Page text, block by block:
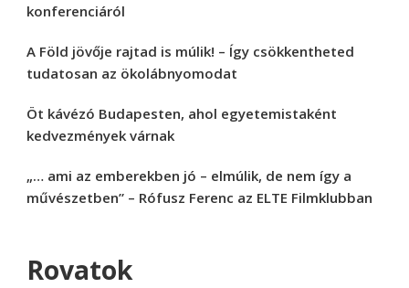
konferenciáról
A Föld jövője rajtad is múlik! – Így csökkentheted
tudatosan az ökolábnyomodat
Öt kávézó Budapesten, ahol egyetemistaként
kedvezmények várnak
„… ami az emberekben jó – elmúlik, de nem így a
művészetben” – Rófusz Ferenc az ELTE Filmklubban
Rovatok